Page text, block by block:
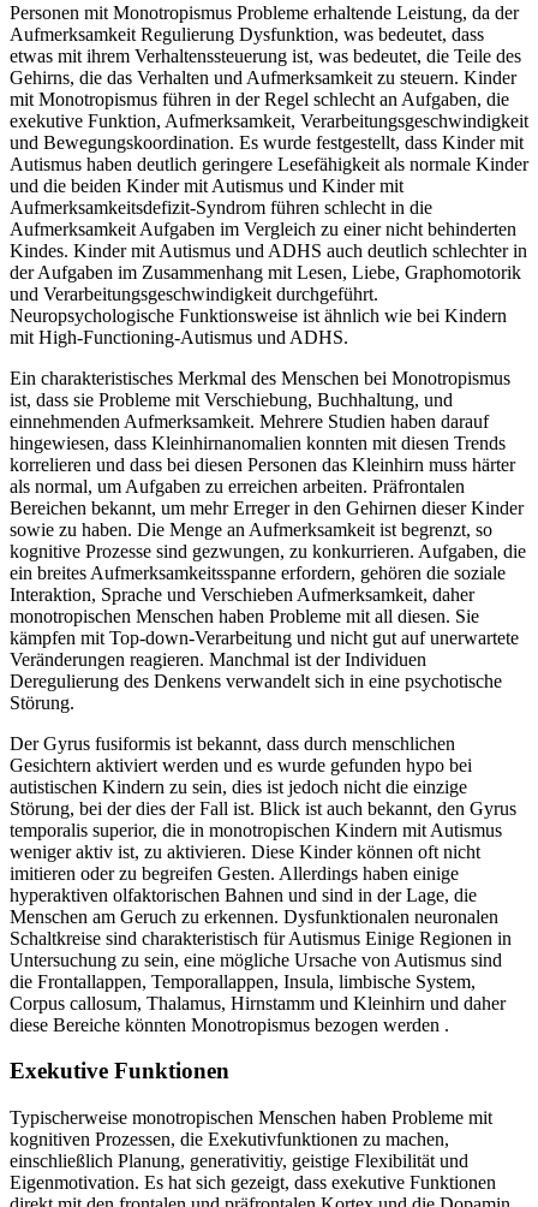
Personen mit Monotropismus Probleme erhaltende Leistung, da der
Aufmerksamkeit Regulierung Dysfunktion, was bedeutet, dass
etwas mit ihrem Verhaltenssteuerung ist, was bedeutet, die Teile des
Gehirns, die das Verhalten und Aufmerksamkeit zu steuern. Kinder
mit Monotropismus führen in der Regel schlecht an Aufgaben, die
exekutive Funktion, Aufmerksamkeit, Verarbeitungsgeschwindigkeit
und Bewegungskoordination. Es wurde festgestellt, dass Kinder mit
Autismus haben deutlich geringere Lesefähigkeit als normale Kinder
und die beiden Kinder mit Autismus und Kinder mit
Aufmerksamkeitsdefizit-Syndrom führen schlecht in die
Aufmerksamkeit Aufgaben im Vergleich zu einer nicht behinderten
Kindes. Kinder mit Autismus und ADHS auch deutlich schlechter in
der Aufgaben im Zusammenhang mit Lesen, Liebe, Graphomotorik
und Verarbeitungsgeschwindigkeit durchgeführt.
Neuropsychologische Funktionsweise ist ähnlich wie bei Kindern
mit High-Functioning-Autismus und ADHS.
Ein charakteristisches Merkmal des Menschen bei Monotropismus
ist, dass sie Probleme mit Verschiebung, Buchhaltung, und
einnehmenden Aufmerksamkeit. Mehrere Studien haben darauf
hingewiesen, dass Kleinhirnanomalien konnten mit diesen Trends
korrelieren und dass bei diesen Personen das Kleinhirn muss härter
als normal, um Aufgaben zu erreichen arbeiten. Präfrontalen
Bereichen bekannt, um mehr Erreger in den Gehirnen dieser Kinder
sowie zu haben. Die Menge an Aufmerksamkeit ist begrenzt, so
kognitive Prozesse sind gezwungen, zu konkurrieren. Aufgaben, die
ein breites Aufmerksamkeitsspanne erfordern, gehören die soziale
Interaktion, Sprache und Verschieben Aufmerksamkeit, daher
monotropischen Menschen haben Probleme mit all diesen. Sie
kämpfen mit Top-down-Verarbeitung und nicht gut auf unerwartete
Veränderungen reagieren. Manchmal ist der Individuen
Deregulierung des Denkens verwandelt sich in eine psychotische
Störung.
Der Gyrus fusiformis ist bekannt, dass durch menschlichen
Gesichtern aktiviert werden und es wurde gefunden hypo bei
autistischen Kindern zu sein, dies ist jedoch nicht die einzige
Störung, bei der dies der Fall ist. Blick ist auch bekannt, den Gyrus
temporalis superior, die in monotropischen Kindern mit Autismus
weniger aktiv ist, zu aktivieren. Diese Kinder können oft nicht
imitieren oder zu begreifen Gesten. Allerdings haben einige
hyperaktiven olfaktorischen Bahnen und sind in der Lage, die
Menschen am Geruch zu erkennen. Dysfunktionalen neuronalen
Schaltkreise sind charakteristisch für Autismus Einige Regionen in
Untersuchung zu sein, eine mögliche Ursache von Autismus sind
die Frontallappen, Temporallappen, Insula, limbische System,
Corpus callosum, Thalamus, Hirnstamm und Kleinhirn und daher
diese Bereiche könnten Monotropismus bezogen werden .
Exekutive Funktionen
Typischerweise monotropischen Menschen haben Probleme mit
kognitiven Prozessen, die Exekutivfunktionen zu machen,
einschließlich Planung, generativitiy, geistige Flexibilität und
Eigenmotivation. Es hat sich gezeigt, dass exekutive Funktionen